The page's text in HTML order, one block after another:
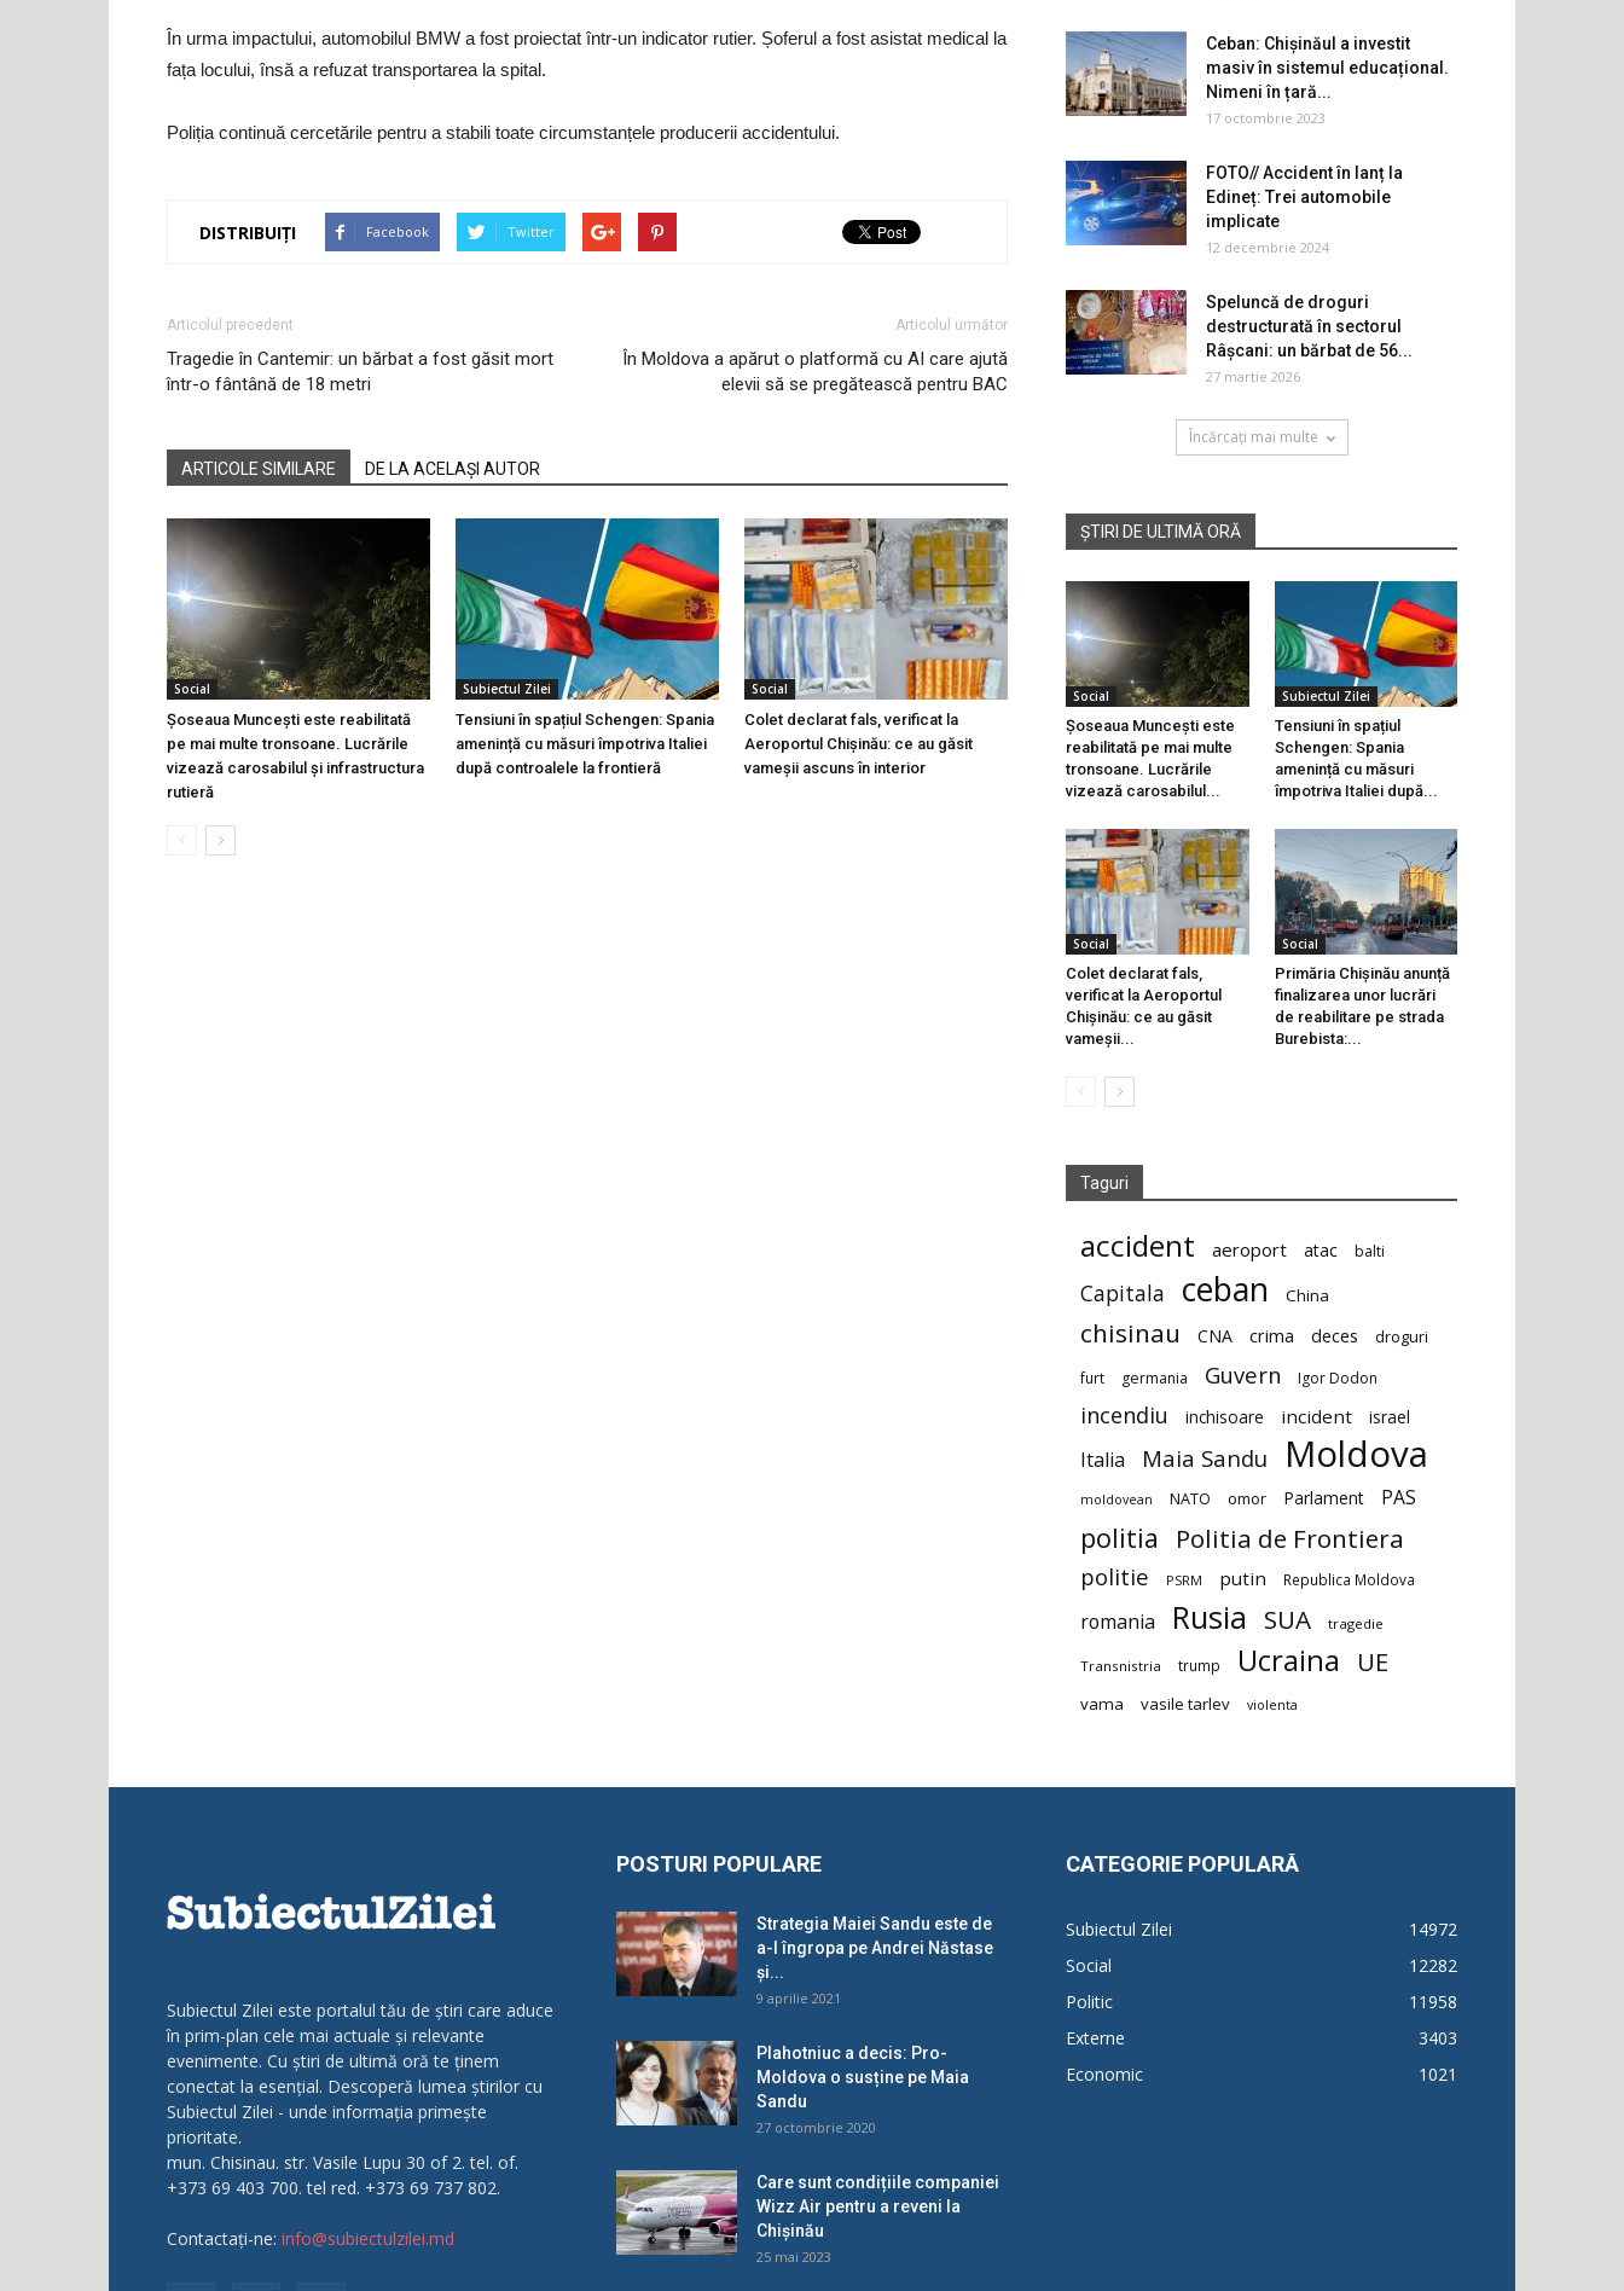
În urma impactului, automobilul BMW a fost proiectat într-un indicator rutier. Șoferul a fost asistat medical la
fața locului, însă a refuzat transportarea la spital.
Poliția continuă cercetările pentru a stabili toate circumstanțele producerii accidentului.
DISTRIBUIȚI Facebook Twitter
Articolul precedent
Tragedie în Cantemir: un bărbat a fost găsit mort
într-o fântână de 18 metri
Articolul următor
În Moldova a apărut o platformă cu AI care ajută
elevii să se pregătească pentru BAC
ARTICOLE SIMILARE DE LA ACELAȘI AUTOR
Social
Șoseaua Muncești este reabilitată
pe mai multe tronsoane. Lucrările
vizează carosabilul și infrastructura
rutieră
Subiectul Zilei
Tensiuni în spațiul Schengen: Spania
amenință cu măsuri împotriva Italiei
după controalele la frontieră
Social
Colet declarat fals, verificat la
Aeroportul Chișinău: ce au găsit
vameșii ascuns în interior
Ceban: Chișinăul a investit
masiv în sistemul educațional.
Nimeni în țară...
17 octombrie 2023
FOTO// Accident în lanț la
Edineț: Trei automobile
implicate
12 decembrie 2024
Speluncă de droguri
destructurată în sectorul
Râșcani: un bărbat de 56...
27 martie 2026
Încărcați mai multe
ȘTIRI DE ULTIMĂ ORĂ
Social
Șoseaua Muncești este
reabilitată pe mai multe
tronsoane. Lucrările
vizează carosabilul...
Subiectul Zilei
Tensiuni în spațiul
Schengen: Spania
amenință cu măsuri
împotriva Italiei după...
Social
Colet declarat fals,
verificat la Aeroportul
Chișinău: ce au găsit
vameșii...
Social
Primăria Chișinău anunță
finalizarea unor lucrări
de reabilitare pe strada
Burebista:...
Taguri
accident aeroport atac balti
Capitala ceban China
chisinau CNA crima deces droguri
furt germania Guvern Igor Dodon
incendiu inchisoare incident israel
Italia Maia Sandu Moldova
moldovean NATO omor Parlament PAS
politia Politia de Frontiera
politie PSRM putin Republica Moldova
romania Rusia SUA tragedie
Transnistria trump Ucraina UE
vama vasile tarlev violenta
Subiectul Zilei este portalul tău de știri care aduce
în prim-plan cele mai actuale și relevante
evenimente. Cu știri de ultimă oră te ținem
conectat la esențial. Descoperă lumea știrilor cu
Subiectul Zilei - unde informația primește
prioritate.
mun. Chisinau. str. Vasile Lupu 30 of 2. tel. of.
+373 69 403 700. tel red. +373 69 737 802.
Contactați-ne: info@subiectulzilei.md
POSTURI POPULARE
Strategia Maiei Sandu este de
a-l îngropa pe Andrei Năstase
și...
9 aprilie 2021
Plahotniuc a decis: Pro-
Moldova o susține pe Maia
Sandu
27 octombrie 2020
Care sunt condițiile companiei
Wizz Air pentru a reveni la
Chișinău
25 mai 2023
CATEGORIE POPULARĂ
Subiectul Zilei
14972
Social
12282
Politic
11958
Externe
3403
Economic
1021